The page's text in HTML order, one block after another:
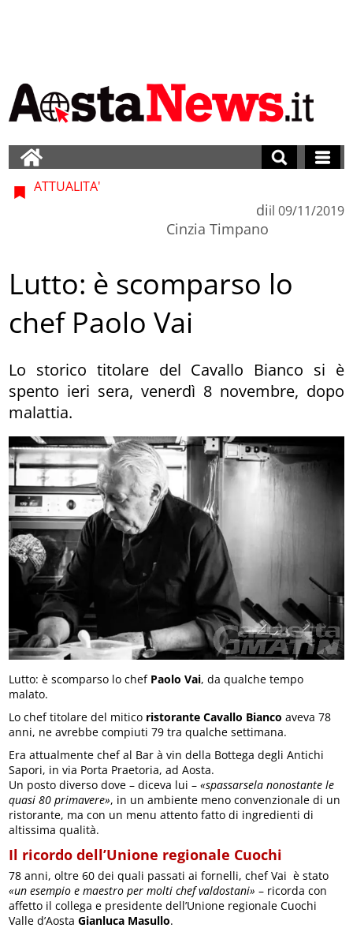
ATTUALITA'
di
Cinzia Timpano
il 09/11/2019
Lutto: è scomparso lo
chef Paolo Vai
Lo storico titolare del Cavallo Bianco si è
spento ieri sera, venerdì 8 novembre, dopo
malattia.
Lutto: è scomparso lo chef Paolo Vai, da qualche tempo
malato.
Lo chef titolare del mitico ristorante Cavallo Bianco aveva 78
anni, ne avrebbe compiuti 79 tra qualche settimana.
Era attualmente chef al Bar à vin della Bottega degli Antichi
Sapori, in via Porta Praetoria, ad Aosta.
Un posto diverso dove – diceva lui – «spassarsela nonostante le
quasi 80 primavere», in un ambiente meno convenzionale di un
ristorante, ma con un menu attento fatto di ingredienti di
altissima qualità.
Il ricordo dell’Unione regionale Cuochi
78 anni, oltre 60 dei quali passati ai fornelli, chef Vai è stato
«un esempio e maestro per molti chef valdostani» – ricorda con
affetto il collega e presidente dell’Unione regionale Cuochi
Valle d’Aosta Gianluca Masullo.